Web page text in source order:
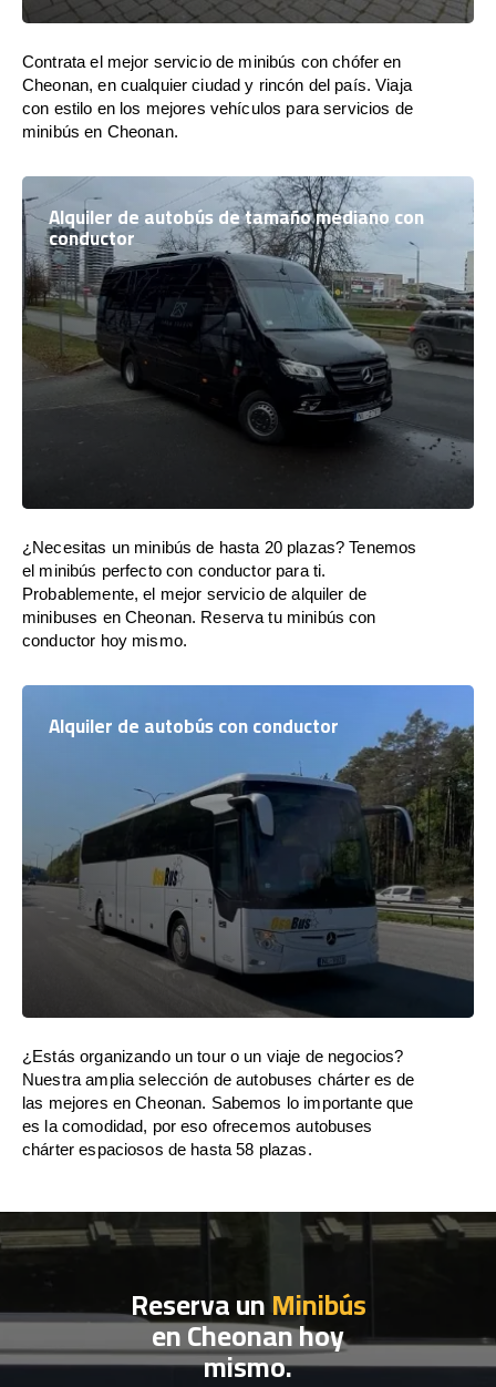
Contrata el mejor servicio de minibús con chófer en
Cheonan, en cualquier ciudad y rincón del país. Viaja
con estilo en los mejores vehículos para servicios de
minibús en Cheonan.
Alquiler de autobús de tamaño mediano con
conductor
¿Necesitas un minibús de hasta 20 plazas? Tenemos
el minibús perfecto con conductor para ti.
Probablemente, el mejor servicio de alquiler de
minibuses en Cheonan. Reserva tu minibús con
conductor hoy mismo.
Alquiler de autobús con conductor
¿Estás organizando un tour o un viaje de negocios?
Nuestra amplia selección de autobuses chárter es de
las mejores en Cheonan. Sabemos lo importante que
es la comodidad, por eso ofrecemos autobuses
chárter espaciosos de hasta 58 plazas.
Reserva unMinibús
en Cheonan hoy
mismo.